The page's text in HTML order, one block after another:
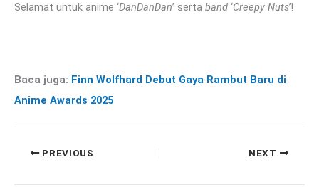
Selamat untuk anime ‘DanDanDan’ serta band ‘Creepy Nuts’!
Baca juga: Finn Wolfhard Debut Gaya Rambut Baru di
Anime Awards 2025
PREVIOUS NEXT